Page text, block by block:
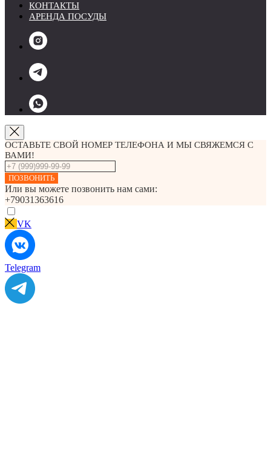
КОНТАКТЫ
АРЕНДА ПОСУДЫ
ОСТАВЬТЕ СВОЙ НОМЕР ТЕЛЕФОНА И МЫ СВЯЖЕМСЯ С
ВАМИ!
ПОЗВОНИТЬ
Или вы можете позвонить нам сами:
+79031363616
VK
Telegram